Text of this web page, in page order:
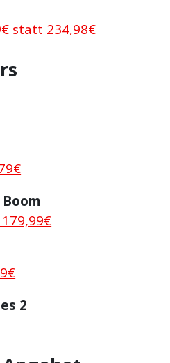
statt 234,98€
2